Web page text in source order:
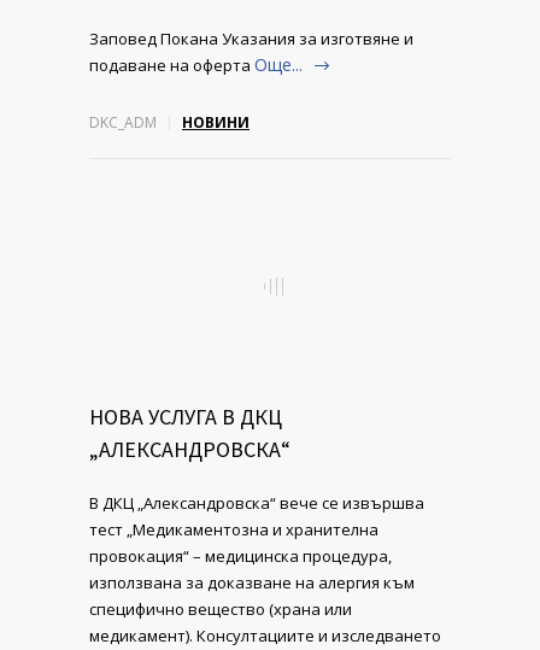
Заповед Покана Указания за изготвяне и
подаване на оферта Още...
DKC_ADM НОВИНИ
НОВА УСЛУГА В ДКЦ
„АЛЕКСАНДРОВСКА“
В ДКЦ „Александровска“ вече се извършва
тест „Медикаментозна и хранителна
провокация“ – медицинска процедура,
използвана за доказване на алергия към
специфично вещество (храна или
медикамент). Консултациите и изследването